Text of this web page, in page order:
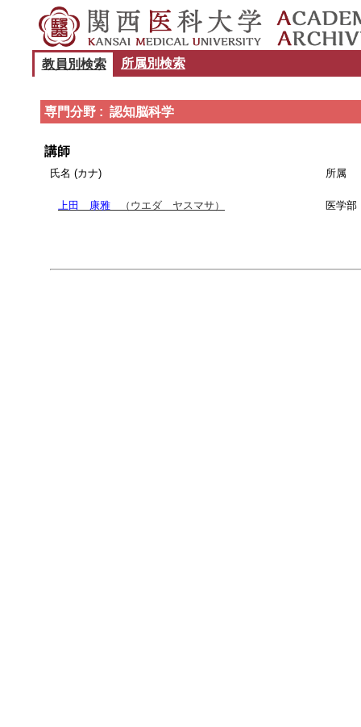
教員別検索 所属別検索
専門分野 : 認知脳科学
講師
氏名 (カナ) 所属
上田 康雅 （ウエダ ヤスマサ） 医学部